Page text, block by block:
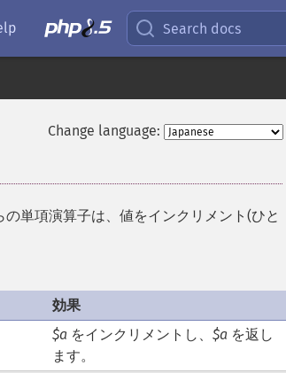
Search docs
Change language:
単項演算子は、値をインクリメント(ひと
効果
$a をインクリメントし、$a を返し
ます。